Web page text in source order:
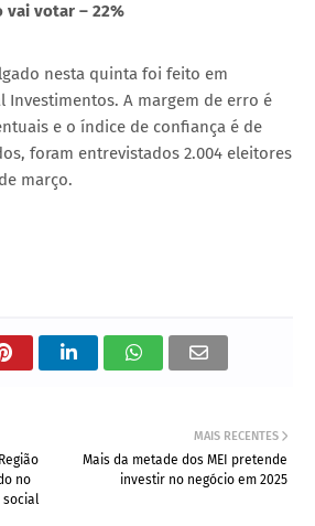
votar – 22%
nesta quinta foi feito em
Investimentos. A margem de erro é
e o índice de confiança é de
foram entrevistados 2.004 eleitores
março.
MAIS RECENTES
Mais da metade dos MEI pretende
investir no negócio em 2025
no
social